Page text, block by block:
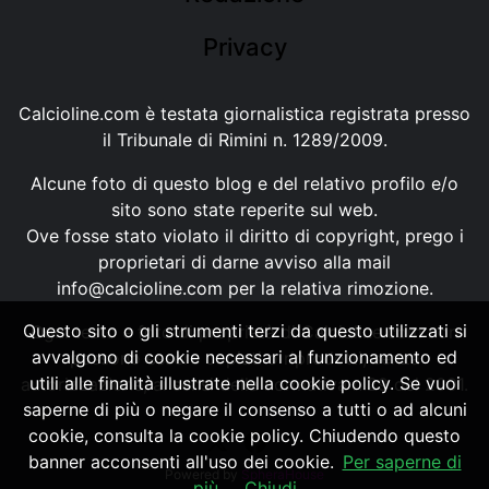
Privacy
Calcioline.com è testata giornalistica registrata presso
il Tribunale di Rimini n. 1289/2009.
Alcune foto di questo blog e del relativo profilo e/o
sito sono state reperite sul web.
Ove fosse stato violato il diritto di copyright, prego i
proprietari di darne avviso alla mail
info@calcioline.com per la relativa rimozione.
Ogni testo e foto di proprietà di Calcioline.com non
possono essere copiati o riprodotti, senza
autorizzazione, ai sensi della normativa n.29 del 2001.
Powered by SpheraHouse
Questo sito o gli strumenti terzi da questo utilizzati si
avvalgono di cookie necessari al funzionamento ed
utili alle finalità illustrate nella cookie policy. Se vuoi
saperne di più o negare il consenso a tutti o ad alcuni
cookie, consulta la cookie policy. Chiudendo questo
banner acconsenti all'uso dei cookie. Per saperne di